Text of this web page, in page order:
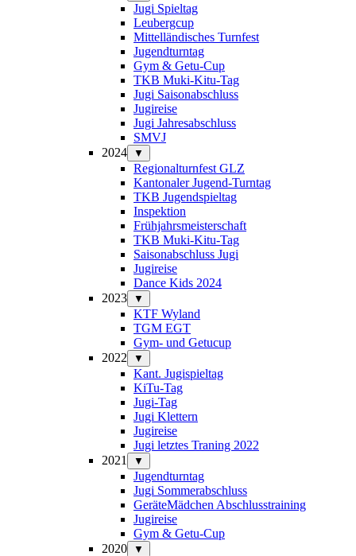
Jugi Spieltag
Leubergcup
Mittelländisches Turnfest
Jugendturntag
Gym & Getu-Cup
TKB Muki-Kitu-Tag
Jugi Saisonabschluss
Jugireise
Jugi Jahresabschluss
SMVJ
2024
▼
Regionalturnfest GLZ
Kantonaler Jugend-Turntag
TKB Jugendspieltag
Inspektion
Frühjahrsmeisterschaft
TKB Muki-Kitu-Tag
Saisonabschluss Jugi
Jugireise
Dance Kids 2024
2023
▼
KTF Wyland
TGM EGT
Gym- und Getucup
2022
▼
Kant. Jugispieltag
KiTu-Tag
Jugi-Tag
Jugi Klettern
Jugireise
Jugi letztes Traning 2022
2021
▼
Jugendturntag
Jugi Sommerabschluss
GeräteMädchen Abschlusstraining
Jugireise
Gym & Getu-Cup
2020
▼